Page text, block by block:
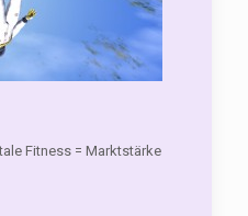
Fitness = Marktstärke